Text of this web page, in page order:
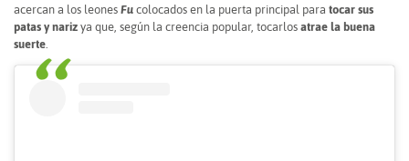
acercan a los leones Fu colocados en la puerta principal para tocar sus
patas y nariz ya que, según la creencia popular, tocarlos atrae la buena
suerte